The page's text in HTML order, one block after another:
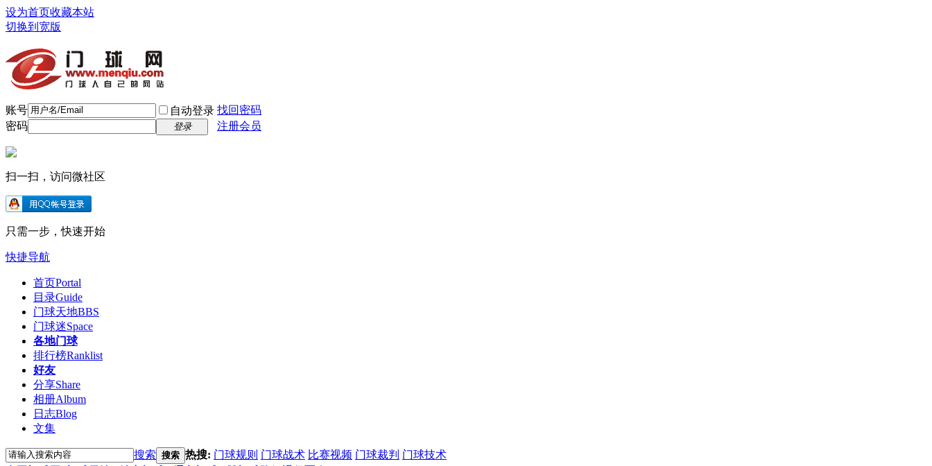
设为首页收藏本站
切换到宽版
账号 自动登录 找回密码
密码
登录 注册会员
扫一扫，访问微社区
只需一步，快速开始
快捷导航
首页Portal
目录Guide
门球天地BBS
门球迷Space
各地门球
排行榜Ranklist
好友
分享Share
相册Album
日志Blog
文集
搜索 搜索 热搜: 门球规则 门球战术 比赛视频 门球裁判 门球技术